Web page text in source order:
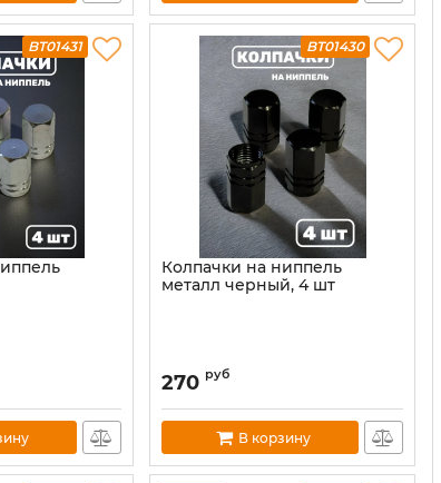
BT01431 BT01430
Колпачки на ниппель
металл черный, 4 шт
270 руб
В корзину